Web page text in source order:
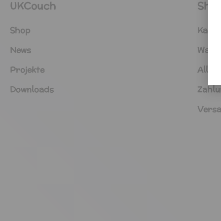
UKCouch
Shop
News
Projekte
Downloads
Shop
Kasse